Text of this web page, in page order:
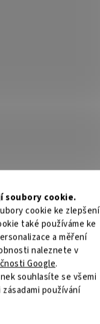
soubory cookie.
cookie ke zlepšení
také používáme ke
a měření
naleznete v
Google.
souhlasíte se všemi
používání